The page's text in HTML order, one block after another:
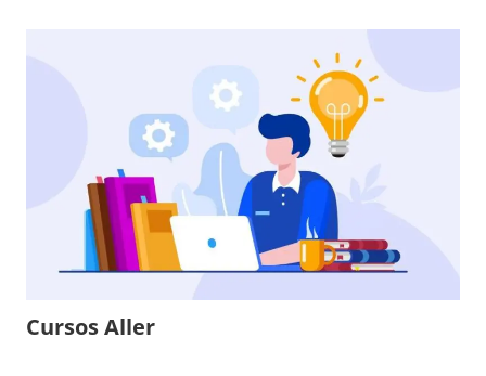
Cursos Aller